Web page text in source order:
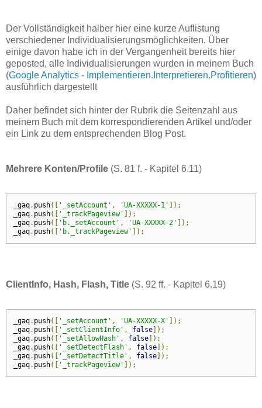
Der Vollständigkeit halber hier eine kurze Auflistung
verschiedener Individualisierungsmöglichkeiten. Über
einige davon habe ich in der Vergangenheit bereits hier
geposted, alle Individualisierungen wurden in meinem Buch
(Google Analytics - Implementieren.Interpretieren.Profitieren)
ausführlich dargestellt
Daher befindet sich hinter der Rubrik die Seitenzahl aus
meinem Buch mit dem korrespondierenden Artikel und/oder
ein Link zu dem entsprechenden Blog Post.
Mehrere Konten/Profile (S. 81 f. - Kapitel 6.11)
_gaq. push([ '_setAccount' , 'UA-XXXXX-1' ]);
_gaq. push([ '_trackPageview' ]);
_gaq. push([ 'b._setAccount' , 'UA-XXXXX-2' ]);
_gaq. push([ 'b._trackPageview' ]);
ClientInfo, Hash, Flash, Title (S. 92 ff. - Kapitel 6.19)
_gaq. push([ '_setAccount' , 'UA-XXXXX-X' ]);
_gaq. push([ '_setClientInfo' , false]);
_gaq. push([ '_setAllowHash' , false]);
_gaq. push([ '_setDetectFlash' , false]);
_gaq. push([ '_setDetectTitle' , false]);
_gaq. push([ '_trackPageview' ]);